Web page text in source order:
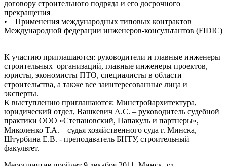
договору строительного подряда и его досрочного
прекращения
• Применения международных типовых контрактов
Международной федерации инженеров-консультантов (FIDIC)
К участию приглашаются: руководители и главные инженеры
строительных организаций, главные инженеры проектов,
юристы, экономисты ПТО, специалисты в области
строительства, а также все заинтересованные лица и
эксперты.
К выступлению приглашаются: Минстройархитектура,
юридический отдел, Вашкевич А.С. – руководитель судебной
практики ООО «Степановский, Папакуль и партнеры»,
Миколенко Т.А. – судья хозяйственного суда г. Минска,
Штурбина Е.В. - преподаватель БНТУ, строительный
факультет.